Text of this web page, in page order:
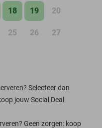
18 19 20
25 26 27
Selecteer dan
jouw Social Deal
Geen zorgen: koop